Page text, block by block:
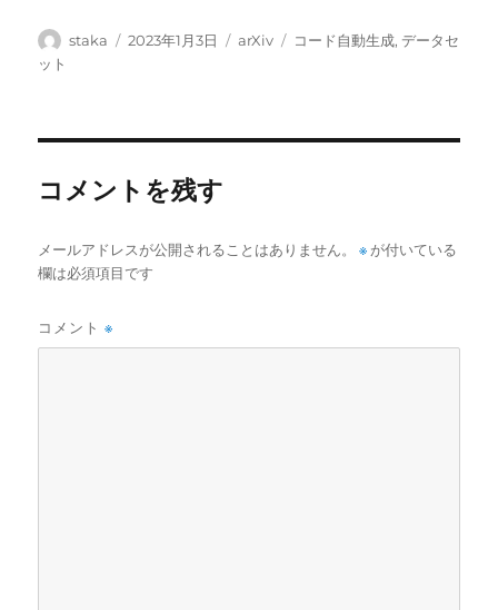
投
staka
投
2023年1月3日
カ
arXiv
タ
コード自動生成,データセ
ット
コメントを残す
メールアドレスが公開されることはありません。 ※ が付いている
欄は必須項目です
コメント※